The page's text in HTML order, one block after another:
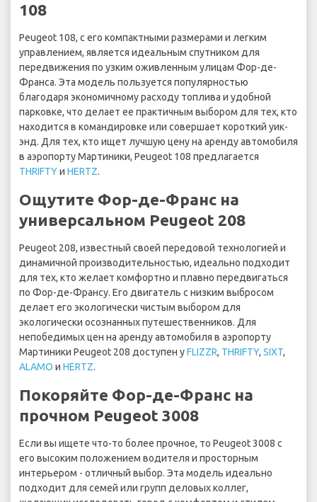
108
Peugeot 108, с его компактными размерами и легким
управлением, является идеальным спутником для
передвижения по узким оживленным улицам Фор-де-
Франса. Эта модель пользуется популярностью
благодаря экономичному расходу топлива и удобной
парковке, что делает ее практичным выбором для тех, кто
находится в командировке или совершает короткий уик-
энд. Для тех, кто ищет лучшую цену на аренду автомобиля
в аэропорту Мартиники, Peugeot 108 предлагается
THRIFTYи HERTZ.
Ощутите Фор-де-Франс на
универсальном Peugeot 208
Peugeot 208, известный своей передовой технологией и
динамичной производительностью, идеально подходит
для тех, кто желает комфортно и плавно передвигаться
по Фор-де-Франсу. Его двигатель с низким выбросом
делает его экологически чистым выбором для
экологически осознанных путешественников. Для
непобедимых цен на аренду автомобиля в аэропорту
Мартиники Peugeot 208 доступен уFLIZZR, THRIFTY, SIXT,
ALAMO и HERTZ.
Покоряйте Фор-де-Франс на
прочном Peugeot 3008
Если вы ищете что-то более прочное, то Peugeot 3008 с
его высоким положением водителя и просторным
интерьером - отличный выбор. Эта модель идеально
подходит для семей или групп деловых коллег,